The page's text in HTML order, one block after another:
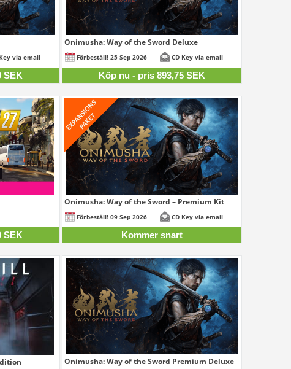
SEK
via email
SEK
Onimusha: Way of the Sword Deluxe
893,75 SEK
Förbeställ! 25 Sep 2026 CD Key via email
Köp nu - pris 893,75 SEK
SEK
SEK
Onimusha: Way of the Sword – Premium Kit
Förbeställ! 09 Sep 2026 CD Key via email
Kommer snart
Onimusha: Way of the Sword Premium Deluxe